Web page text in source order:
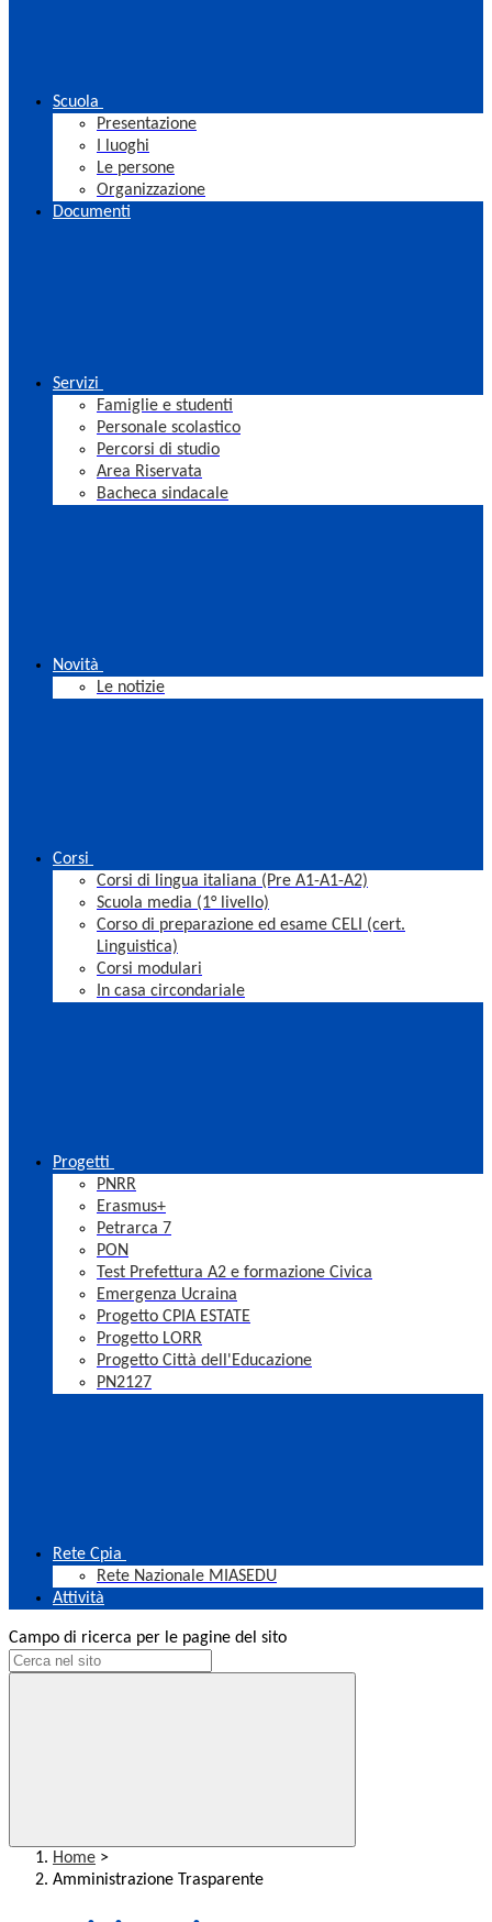
Scuola
Presentazione
I luoghi
Le persone
Organizzazione
Documenti
Servizi
Famiglie e studenti
Personale scolastico
Percorsi di studio
Area Riservata
Bacheca sindacale
Novità
Le notizie
Corsi
Corsi di lingua italiana (Pre A1-A1-A2)
Scuola media (1° livello)
Corso di preparazione ed esame CELI (cert.
Linguistica)
Corsi modulari
In casa circondariale
Progetti
PNRR
Erasmus+
Petrarca 7
PON
Test Prefettura A2 e formazione Civica
Emergenza Ucraina
Progetto CPIA ESTATE
Progetto LORR
Progetto Città dell'Educazione
PN2127
Rete Cpia
Rete Nazionale MIASEDU
Attività
Campo di ricerca per le pagine del sito
Home >
Amministrazione Trasparente